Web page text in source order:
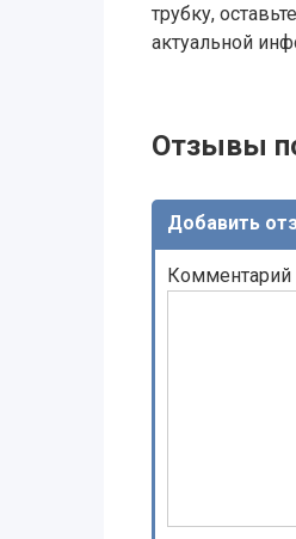
трубку,
актуальной
Отзывы
Добавить
Комментарий